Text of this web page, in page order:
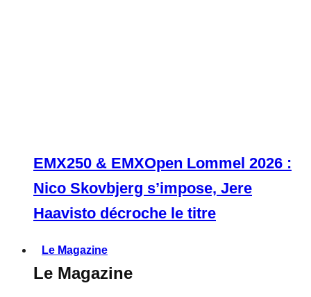
EMX250 & EMXOpen Lommel 2026 :
Nico Skovbjerg s’impose, Jere
Haavisto décroche le titre
Le Magazine
Le Magazine